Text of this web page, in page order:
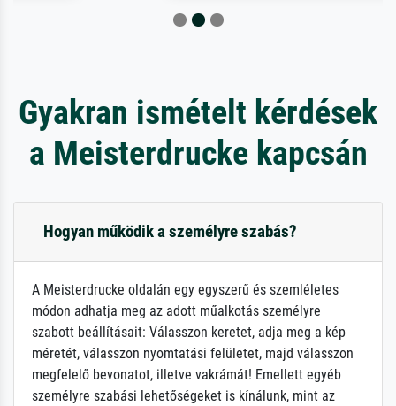
Gyakran ismételt kérdések
a Meisterdrucke kapcsán
Hogyan működik a személyre szabás?
A Meisterdrucke oldalán egy egyszerű és szemléletes
módon adhatja meg az adott műalkotás személyre
szabott beállításait: Válasszon keretet, adja meg a kép
méretét, válasszon nyomtatási felületet, majd válasszon
megfelelő bevonatot, illetve vakrámát! Emellett egyéb
személyre szabási lehetőségeket is kínálunk, mint az